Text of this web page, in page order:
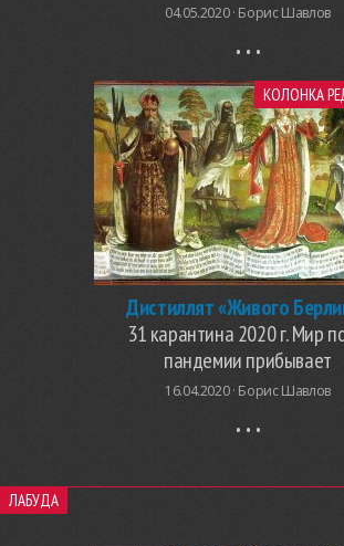
04.05.2020 · Борис Шавлов
КОЛОНКА
Дистиллят «Живого
31 карантина 2020 г. Мир
пандемии прибывает
16.04.2020 · Борис Шавлов
ЛАБУДА